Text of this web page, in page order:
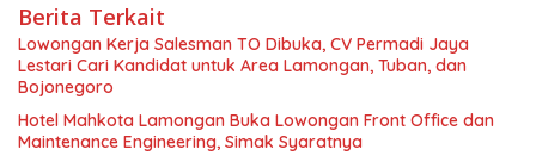
Berita Terkait
Lowongan Kerja Salesman TO Dibuka, CV Permadi Jaya
Lestari Cari Kandidat untuk Area Lamongan, Tuban, dan
Bojonegoro
Hotel Mahkota Lamongan Buka Lowongan Front Office dan
Maintenance Engineering, Simak Syaratnya